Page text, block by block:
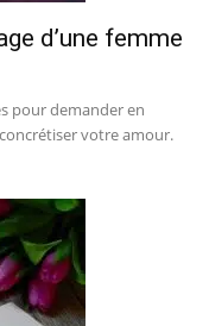
d’une femme
pour demander en
votre amour.